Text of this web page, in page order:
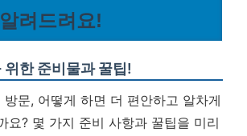
려드려요!
위한 준비물과 꿀팁!
방문, 어떻게 하면 더 편안하고 알차게
요? 몇 가지 준비 사항과 꿀팁을 미리